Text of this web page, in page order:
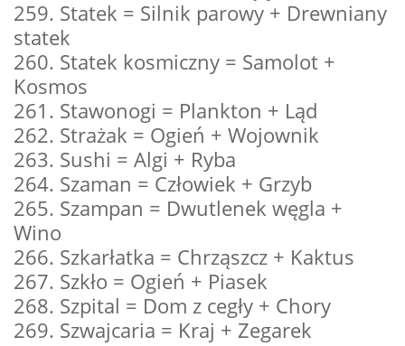
259. Statek = Silnik parowy + Drewniany
statek
260. Statek kosmiczny = Samolot +
Kosmos
261. Stawonogi = Plankton + Ląd
262. Strażak = Ogień + Wojownik
263. Sushi = Algi + Ryba
264. Szaman = Człowiek + Grzyb
265. Szampan = Dwutlenek węgla +
Wino
266. Szkarłatka = Chrząszcz + Kaktus
267. Szkło = Ogień + Piasek
268. Szpital = Dom z cegły + Chory
269. Szwajcaria = Kraj + Zegarek